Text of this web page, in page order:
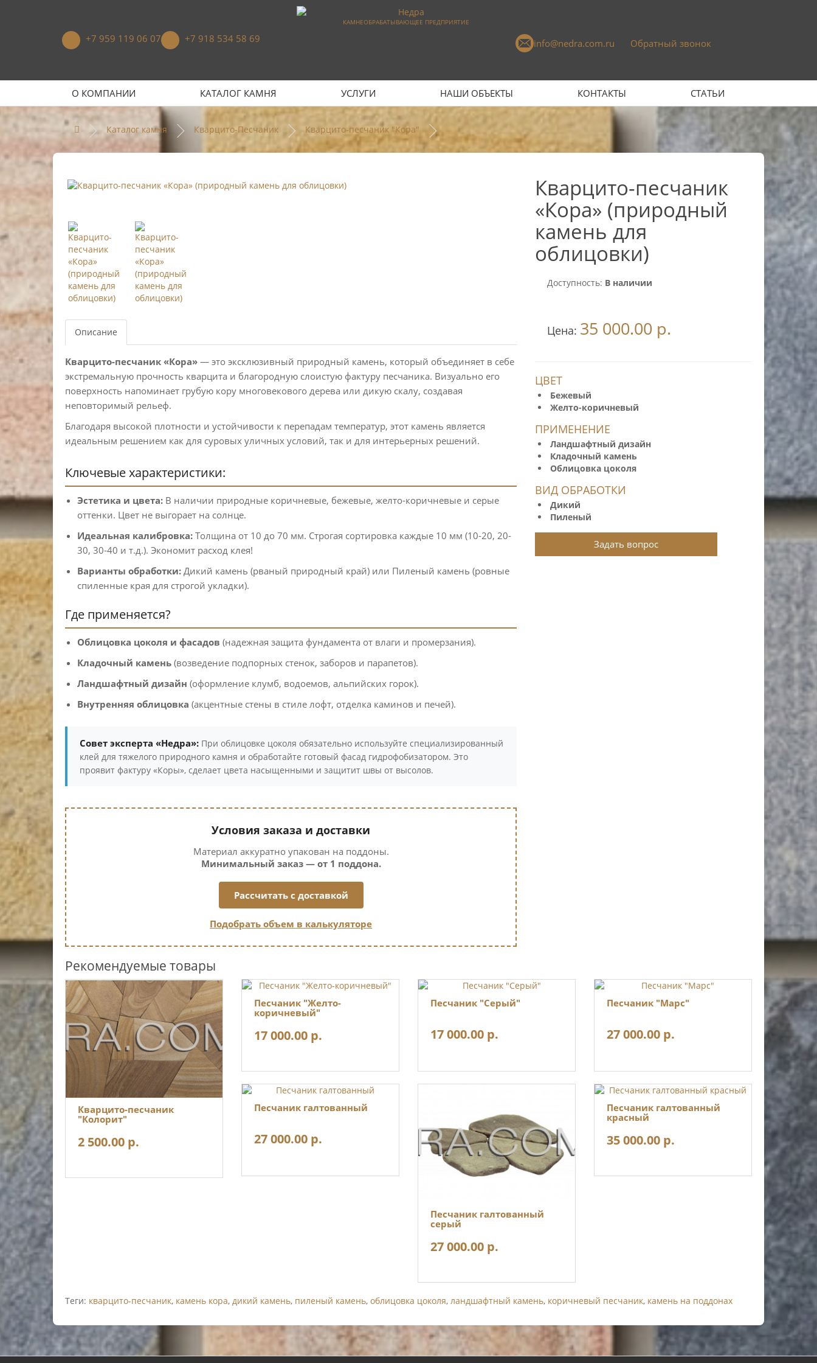
+7 959 119 06 07 +7 918 534 58 69
КАМНЕОБРАБАТЫВАЮЩЕЕ ПРЕДПРИЯТИЕ
info@nedra.com.ru Обратный звонок
О КОМПАНИИ КАТАЛОГ КАМНЯ УСЛУГИ НАШИ ОБЪЕКТЫ КОНТАКТЫ СТАТЬИ
Каталог камня Кварцито-Песчаник Кварцито-песчаник "Кора"
Описание
Кварцито-песчаник «Кора» — это эксклюзивный природный камень, который объединяет в себе
экстремальную прочность кварцита и благородную слоистую фактуру песчаника. Визуально его
поверхность напоминает грубую кору многовекового дерева или дикую скалу, создавая
неповторимый рельеф.
Благодаря высокой плотности и устойчивости к перепадам температур, этот камень является
идеальным решением как для суровых уличных условий, так и для интерьерных решений.
Ключевые характеристики:
Эстетика и цвета: В наличии природные коричневые, бежевые, желто-коричневые и серые
оттенки. Цвет не выгорает на солнце.
Идеальная калибровка: Толщина от 10 до 70 мм. Строгая сортировка каждые 10 мм (10-20, 20-
30, 30-40 и т.д.). Экономит расход клея!
Варианты обработки: Дикий камень (рваный природный край) или Пиленый камень (ровные
спиленные края для строгой укладки).
Где применяется?
Облицовка цоколя и фасадов (надежная защита фундамента от влаги и промерзания).
Кладочный камень (возведение подпорных стенок, заборов и парапетов).
Ландшафтный дизайн (оформление клумб, водоемов, альпийских горок).
Внутренняя облицовка (акцентные стены в стиле лофт, отделка каминов и печей).
Совет эксперта «Недра»: При облицовке цоколя обязательно используйте специализированный
клей для тяжелого природного камня и обработайте готовый фасад гидрофобизатором. Это
проявит фактуру «Коры», сделает цвета насыщенными и защитит швы от высолов.
Условия заказа и доставки
Материал аккуратно упакован на поддоны.
Минимальный заказ — от 1 поддона.
Рассчитать с доставкой
Подобрать объем в калькуляторе
Кварцито-песчаник
«Кора» (природный
камень для
облицовки)
Доступность: В наличии
Цена: 35 000.00 р.
ЦВЕТ
Бежевый
Желто-коричневый
ПРИМЕНЕНИЕ
Ландшафтный дизайн
Кладочный камень
Облицовка цоколя
ВИД ОБРАБОТКИ
Дикий
Пиленый
Задать вопрос
Рекомендуемые товары
Кварцито-песчаник
"Колорит"
2 500.00 р.
Песчаник "Желто-
коричневый"
17 000.00 р.
Песчаник "Серый"
17 000.00 р.
Песчаник "Марс"
27 000.00 р.
Песчаник галтованный
27 000.00 р.
Песчаник галтованный
серый
27 000.00 р.
Песчаник галтованный
красный
35 000.00 р.
Теги: кварцито-песчаник, камень кора, дикий камень, пиленый камень, облицовка цоколя, ландшафтный камень, коричневый песчаник, камень на поддонах